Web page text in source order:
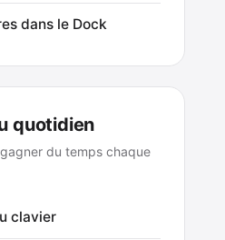
dans le Dock
quotidien
du temps chaque
clavier